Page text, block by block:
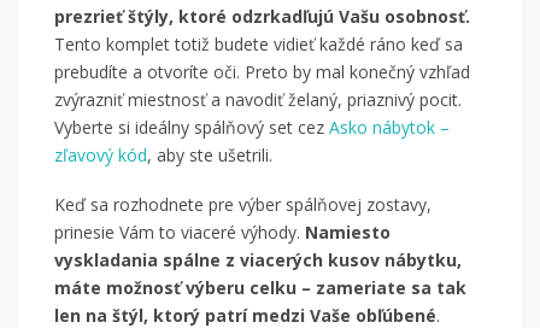
prezrieť štýly, ktoré odzrkadľujú Vašu osobnosť.
Tento komplet totiž budete vidieť každé ráno keď sa
prebudíte a otvoríte oči. Preto by mal konečný vzhľad
zvýrazniť miestnosť a navodiť želaný, priaznivý pocit.
Vyberte si ideálny spálňový set cez Asko nábytok –
zľavový kód, aby ste ušetrili.
Keď sa rozhodnete pre výber spálňovej zostavy,
prinesie Vám to viaceré výhody. Namiesto
vyskladania spálne z viacerých kusov nábytku,
máte možnosť výberu celku – zameriate sa tak
len na štýl, ktorý patrí medzi Vaše obľúbené.